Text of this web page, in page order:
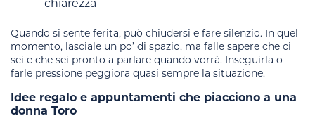
chiarezza
Quando si sente ferita, può chiudersi e fare silenzio. In quel
momento, lasciale un po’ di spazio, ma falle sapere che ci
sei e che sei pronto a parlare quando vorrà. Inseguirla o
farle pressione peggiora quasi sempre la situazione.
Idee regalo e appuntamenti che piacciono a una
donna Toro